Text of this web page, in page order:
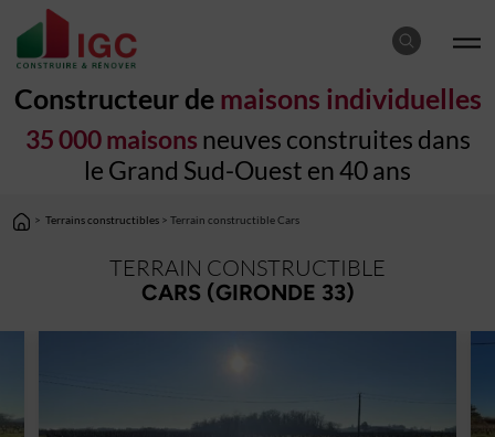
Constructeur de maisons individuelles
35 000 maisons neuves construites dans
le Grand Sud-Ouest en 40 ans
> Terrains constructibles > Terrain constructible Cars
TERRAIN CONSTRUCTIBLE
CARS (GIRONDE 33)